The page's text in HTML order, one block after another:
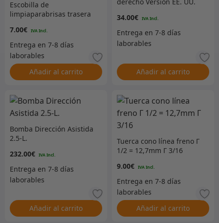
Escobilla de
limpiaparabrisas trasera
7.00€
Añadir al carrito
34.00€
Añadir al carrito
Bomba Dirección Asistida
2.5-L.
232.00€
Añadir al carrito
Tuerca cono línea freno Г
1/2 = 12,7mm Г 3/16
9.00€
Añadir al carrito